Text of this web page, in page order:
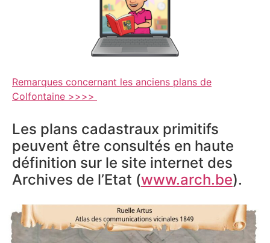
Remarques concernant les anciens plans de
Colfontaine >>>>
Les plans cadastraux primitifs
peuvent être consultés en haute
définition sur le site internet des
Archives de l’Etat (www.arch.be).